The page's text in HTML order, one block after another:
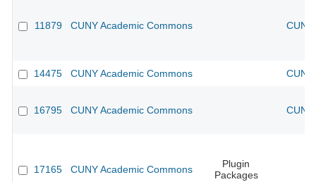
11879 CUNY Academic Commons
14475 CUNY Academic Commons
16795 CUNY Academic Commons
17165 CUNY Academic Commons
Plugin
Packages